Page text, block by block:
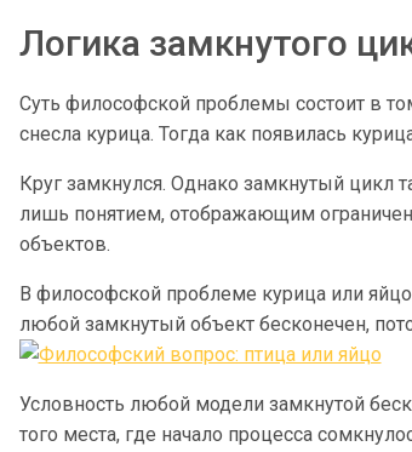
Логика замкнутого
Суть философской проблемы состоит в
снесла курица. Тогда как появилась
Круг замкнулся. Однако замкнутый цикл
лишь понятием, отображающим
объектов.
В философской проблеме курица или
любой замкнутый объект бесконечен,
Условность любой модели замкнутой
того места, где начало процесса